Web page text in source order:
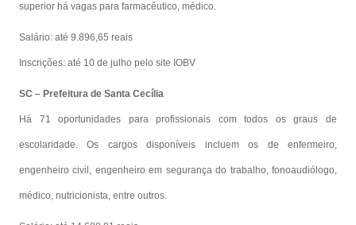
superior há vagas para farmacêutico, médico.
Salário: até 9.896,65 reais
Inscrições: até 10 de julho pelo site IOBV
SC – Prefeitura de Santa Cecília
Há 71 oportunidades para profissionais com todos os graus de
escolaridade. Os cargos disponíveis incluem os de enfermeiro,
engenheiro civil, engenheiro em segurança do trabalho, fonoaudiólogo,
médico, nutricionista, entre outros.